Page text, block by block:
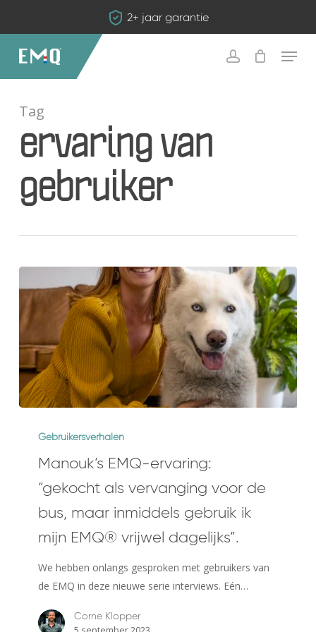
content
2+ jaar garantie
Menu
Tag
ervaring van
gebruiker
EMQ-
“gekocht
vervanging
maar
gebruik
Gebruikersverhalen
Manouk’s EMQ-ervaring:
“gekocht als vervanging voor de
bus, maar inmiddels gebruik ik
mijn EMQ® vrijwel dagelijks”.
We hebben onlangs gesproken met gebruikers van
de EMQ in deze nieuwe serie interviews. Eén…
Corne Klopper